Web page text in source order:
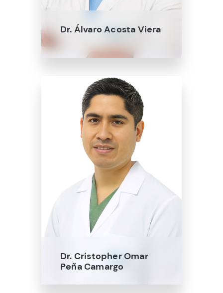
Dr. Álvaro Acosta Viera
Dr. Cristopher Omar
Peña Camargo